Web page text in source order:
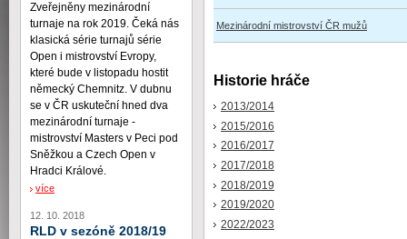
Mezinárodní mistrovství ČR mužů
Historie hráče
2013/2014
2015/2016
2016/2017
2017/2018
2018/2019
2019/2020
2022/2023
Zveřejněny mezinárodní
turnaje na rok 2019. Čeká nás
klasická série turnajů série
Open i mistrovství Evropy,
které bude v listopadu hostit
německý Chemnitz. V dubnu
se v ČR uskuteční hned dva
mezinárodní turnaje -
mistrovství Masters v Peci pod
Sněžkou a Czech Open v
Hradci Králové.
více
12. 10. 2018
RLD v sezóně 2018/19